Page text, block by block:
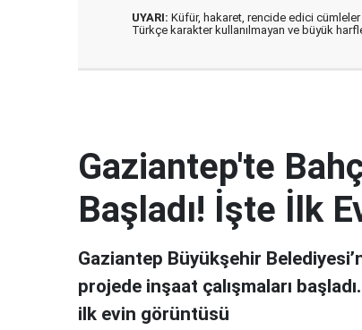
UYARI: Küfür, hakaret, rencide edici cümleler
Türkçe karakter kullanılmayan ve büyük
Gaziantep'te
Başladı! İşte İlk
Gaziantep Büyükşehir
projede inşaat çalışmaları
ilk evin görüntüsü